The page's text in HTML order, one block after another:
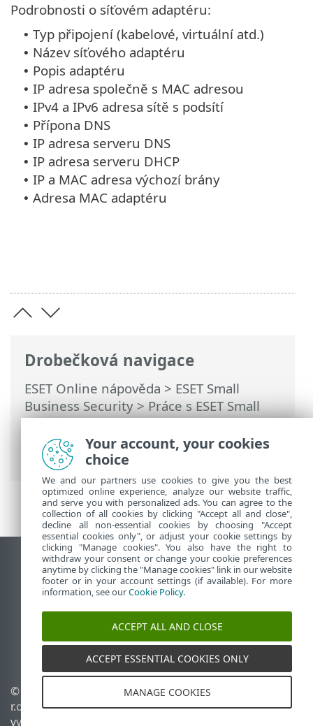
Drobečková navigace
ESET Online nápověda > ESET Small
Business Security>Práce s ESET Small
Business Security>Nastavení>Síťová
ochrana >Síťová spojení> Detaily
síťového připojení
Podrobnosti o síťovém adaptéru:
• Typ připojení (kabelové, virtuální atd.)
• Název síťového adaptéru
• Popis adaptéru
• IP adresa společně s MAC adresou
• IPv4 a IPv6 adresa sítě s podsítí
• Přípona DNS
• IP adresa serveru DNS
• IP adresa serveru DHCP
• IP a MAC adresa výchozí brány
• Adresa MAC adaptéru
Zobrazit verzi pro počítač
End of Life
ESET Databáze znalostí
ESET Forum
ESET Status Portal
Regionální podpora
© 1992 - 2026 ESET, spol. s
r.o. - Všechna práva
vyhrazena.
Spravovat cookies
Zásady používání souborů
Your account, your cookies
choice
We and our partners use cookies to give you the best
optimized online experience, analyze our website traffic,
and serve you with personalized ads. You can agree to the
collection of all cookies by clicking "Accept all and close",
decline all non-essential cookies by choosing "Accept
essential cookies only", or adjust your cookie settings by
clicking "Manage cookies". You also have the right to
withdraw your consent or change your cookie preferences
anytime by clicking the "Manage cookies" link in our website
footer or in your account settings (if available). For more
information, see ourCookie Policy.
ACCEPT ALL AND CLOSE
ACCEPT ESSENTIAL COOKIES ONLY
MANAGE COOKIES